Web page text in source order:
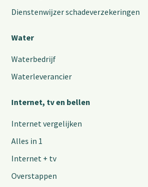
Dienstenwijzer schadeverzekeringen
Water
Waterbedrijf
Waterleverancier
Internet, tv en bellen
Internet vergelijken
Alles in 1
Internet + tv
Overstappen